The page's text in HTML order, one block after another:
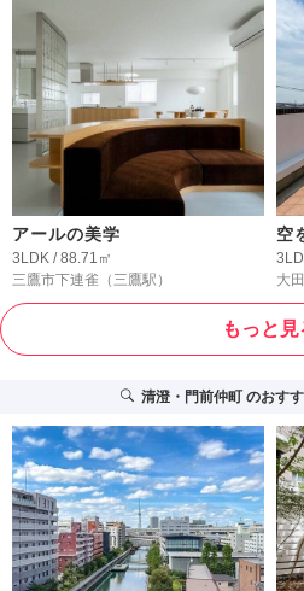
アールの美学
3LDK / 88.71㎡
三鷹市下連雀 （三鷹駅）
空
大
もっと見
清澄・門前仲町のおす